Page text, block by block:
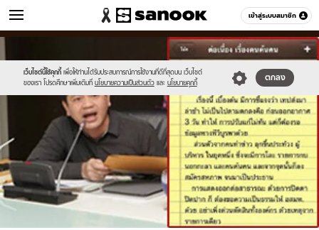
เข้าสู่ระบบสมาชิก
ข่าว หมวดอื่นๆ
เว็บไซต์นี้ใช้คุกกี้ เพื่อให้ท่านได้รับประสบการณ์การใช้งานที่ดีที่สุดบน เว็บไซต์
ของเรา โปรดศึกษาเพิ่มเติมที่ นโยบายความเป็นส่วนตัว และ นโยบายคุกกี้
ตกลง
new-
sanook.png
//s.isanook.com/ns/0/ud/247/1238382/sfr.jpg